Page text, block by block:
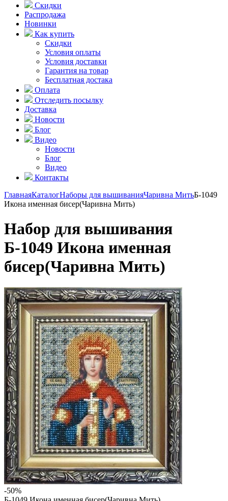
Скидки
Распродажа
Новинки
Как купить
Скидки
Условия оплаты
Условия доставки
Гарантия на товар
Бесплатная достака
Оплата
Отследить посылку
Доставка
Новости
Блог
Видео
Новости
Блог
Видео
Контакты
ГлавнаяКаталогНаборы для вышиванияЧаривна МитьБ-1049
Икона именная бисер(Чаривна Мить)
Набор для вышивания
Б-1049 Икона именная
бисер(Чаривна Мить)
-50%